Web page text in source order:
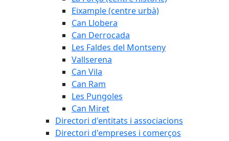
Eixample (centre urbà)
Can Llobera
Can Derrocada
Les Faldes del Montseny
Vallserena
Can Vila
Can Ram
Les Pungoles
Can Miret
Directori d'entitats i associacions
Directori d'empreses i comerços